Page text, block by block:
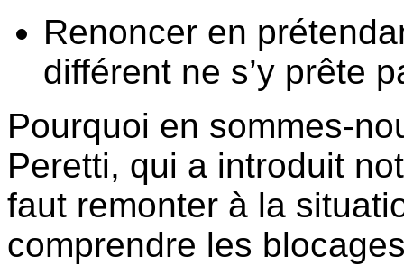
Renoncer en
différent ne s’y prête
Pourquoi en sommes-
Peretti, qui a introduit
faut remonter à la
comprendre les